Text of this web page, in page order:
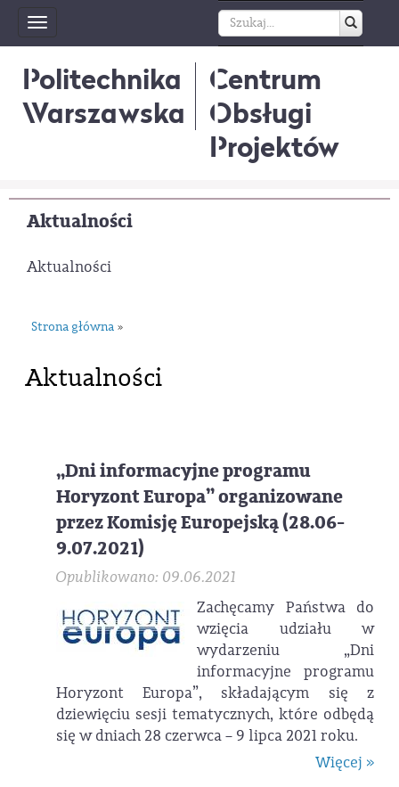
Toggle
navigation
Politechnika
Warszawska
Centrum
Obsługi
Projektów
Aktualności
Aktualności
Strona główna »
Aktualności
„Dni informacyjne programu
Horyzont Europa” organizowane
przez Komisję Europejską (28.06-
9.07.2021)
Opublikowano: 09.06.2021
Zachęcamy Państwa do
wzięcia udziału w
wydarzeniu „Dni
informacyjne programu
Horyzont Europa”, składającym się z
dziewięciu sesji tematycznych, które odbędą
się w dniach 28 czerwca – 9 lipca 2021 roku.
Więcej »